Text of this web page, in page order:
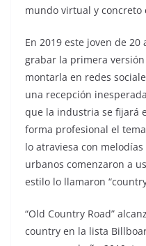
mundo virtual y concreto
En 2019 este joven de
grabar la primera versión
montarla en redes
una recepción
que la industria se fijará
forma profesional el
lo atraviesa con
urbanos comenzaron a
estilo lo llamaron
“Old Country Road”
country en la lista